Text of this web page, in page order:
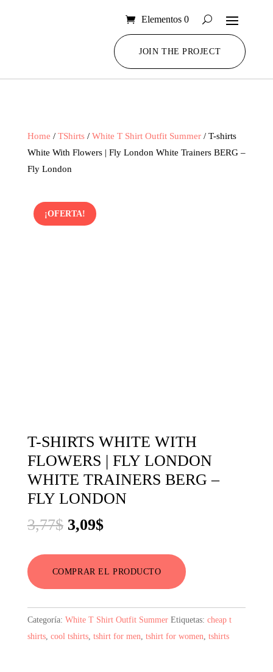
Elementos 0
JOIN THE PROJECT
Home / TShirts/ White T Shirt Outfit Summer/ T-shirts
White With Flowers | Fly London White Trainers BERG –
Fly London
¡OFERTA!
T-SHIRTS WHITE WITH
FLOWERS | FLY LONDON
WHITE TRAINERS BERG –
FLY LONDON
3,77$ El
original
era:
3,77$.
3,09$El
actual
es:
3,09$.
COMPRAR EL PRODUCTO
Categoría: White T Shirt Outfit Summer Etiquetas: cheap t
shirts, cool tshirts, tshirt for men, tshirt for women, tshirts